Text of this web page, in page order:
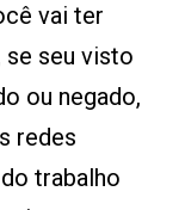
vai ter
seu visto
ou negado,
redes
trabalho